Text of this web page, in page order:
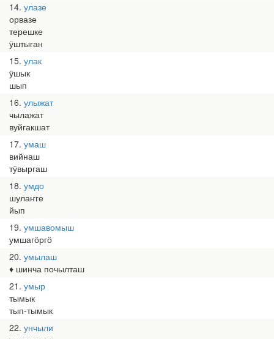
14 улазе
орвазе
терешке
ӱштыган
15 улак
ӱшык
шып
16 улыжат
чылажат
вуйгакшат
17 умаш
вийнаш
тӱвыргаш
18 умдо
шулаҥге
йып
19 умшавомыш
умшагӧргӧ
20 умылаш
♦ шинча почылташ
21 умыр
тымык
тып-тымык
22 унчыли